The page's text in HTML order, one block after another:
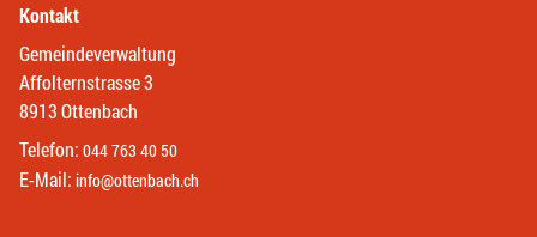
Kontakt
Gemeindeverwaltung
Affolternstrasse 3
8913 Ottenbach
Telefon: 044 763 40 50
E-Mail: info@ottenbach.ch